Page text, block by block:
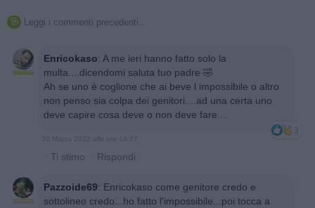
 Leggi i commenti precedenti...
Enricokaso: A me ieri hanno fatto solo la
multa....dicendomi saluta tuo padre 🤣
Ah se uno è coglione che ai beve l impossibile o altro
non penso sia colpa dei genitori....ad una certa uno
deve capire cosa deve o non deve fare....
3
30 Marzo 2022 alle ore 19:27
· Ti stimo · Rispondi
Pazzoide69: Enricokaso come genitore credo e
sottolineo credo...ho fatto l'impossibile...poi tocca a